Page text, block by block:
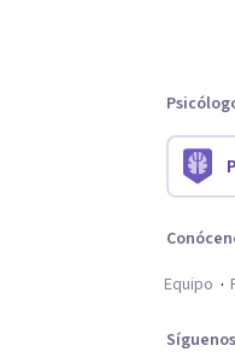
Equipo
Síguenos